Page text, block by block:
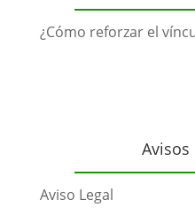
¿Cómo reforzar el
Avisos
Aviso Legal